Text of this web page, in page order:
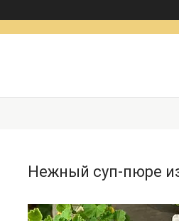
Нежный суп-пюре